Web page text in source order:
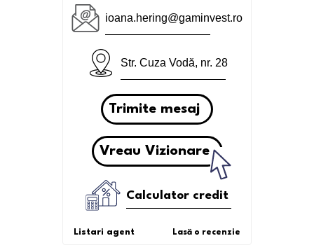
ioana.hering@gaminvest.ro
Str. Cuza Vodă, nr. 28
Trimite mesaj
Vreau Vizionare
Calculator credit
Listari agent Lasă o recenzie